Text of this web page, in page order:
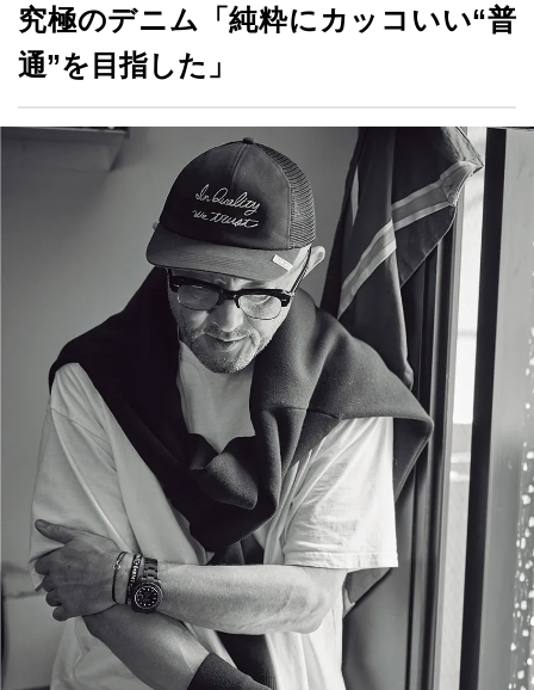
究極のデニム「純粋にカッコいい“普
通”を目指した」